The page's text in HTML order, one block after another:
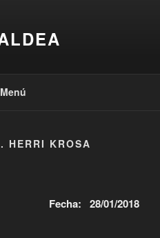
Menú
HERRI KROSA
Fecha: 28/01/2018